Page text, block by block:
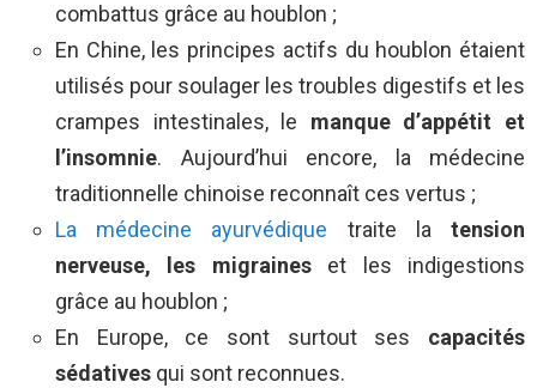
combattus grâce au houblon ;
En Chine, les principes actifs du houblon étaient
utilisés pour soulager les troubles digestifs et les
crampes intestinales, le manque d’appétit et
l’insomnie. Aujourd’hui encore, la médecine
traditionnelle chinoise reconnaît ces vertus ;
La médecine ayurvédique traite latension
nerveuse, les migraineset les indigestions
grâce au houblon ;
En Europe, ce sont surtout ses capacités
sédatives qui sont reconnues.